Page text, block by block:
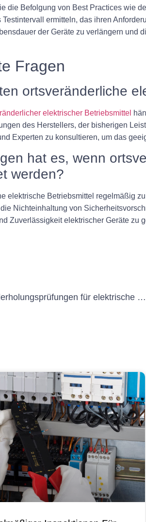
die Befolgung von Best Practices wie
ermitteln, das ihren
der Geräte zu verlängern
Fragen
ortsveränderliche
elektrischer Betriebsmittel
des Herstellers, der bisherigen
Experten zu konsultieren, um das
hat es, wenn
werden?
elektrische Betriebsmittel regelmäßig
Nichteinhaltung von
Zuverlässigkeit elektrischer Geräte zu
Die Bedeutung von Wiederholungsprüfungen für elektrische Geräte